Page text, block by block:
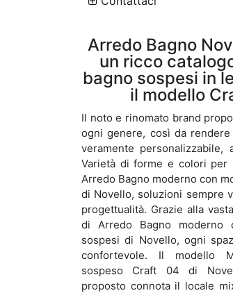
Arredo Bagno
un ricco
bagno sospesi in
il modello
Il noto e rinomato brand
ogni genere, così da rendere
veramente personalizzabile,
Varietà di forme e colori per
Arredo Bagno moderno con
di Novello, soluzioni sempre
progettualità. Grazie alla
di Arredo Bagno moderno
sospesi di Novello, ogni
confortevole. Il modello
sospeso Craft 04 di
proposto connota il locale